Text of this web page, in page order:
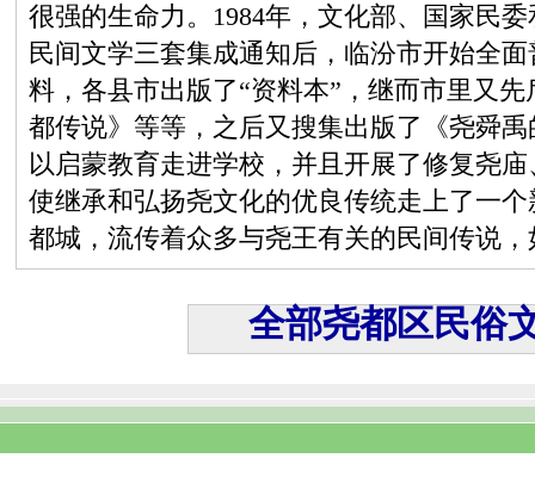
很强的生命力。1984年，文化部、国家民
民间文学三套集成通知后，临汾市开始全
料，各县市出版了“资料本”，继而市里又
都传说》等等，之后又搜集出版了《尧舜
以启蒙教育走进学校，并且开展了修复尧
使继承和弘扬尧文化的优良传统走上了一
都城，流传着众多与尧王有关的民间传说
全部尧都区民俗